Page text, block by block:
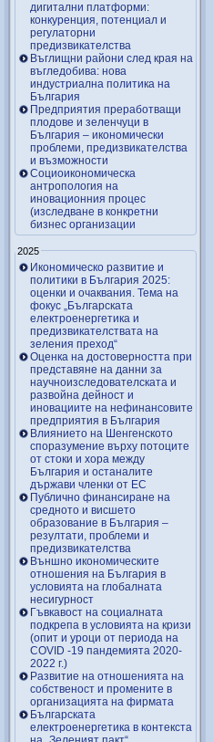
дигитални платформи:
конкуренция, потенциал и
регулаторни
предизвикателства
Въглищни райони след края на
въгледобива: нова
индустриална политика на
България
Предприятия преработващи
плодове и зеленчуци в
България – икономически
проблеми, предизвикателства
и възможности
Социоикономическа
антропология на
иновационния процес
(изследване в конкретни
бизнес организации
2025
Икономическо развитие и
политики в България 2025:
оценки и очаквания. Тема на
фокус „Българската
електроенергетика и
предизвикателствата на
зеления преход“
Оценка на достоверността при
представяне на данни за
научноизследователската и
развойна дейност и
иновациите на нефинансовите
предприятия в България
Влиянието на Шенгенското
споразумение върху потоците
от стоки и хора между
България и останалите
държави членки от ЕС
Публично финансиране на
средното и висшето
образование в България –
резултати, проблеми и
предизвикателства
Външно икономическите
отношения на България в
условията на глобалната
несигурност
Гъвкавост на социалната
подкрепа в условията на кризи
(опит и уроци от периода на
COVID -19 пандемията 2020-
2022 г.)
Развитие на отношенията на
собственост и промените в
организацията на фирмата
Българската
електроенергетика в контекста